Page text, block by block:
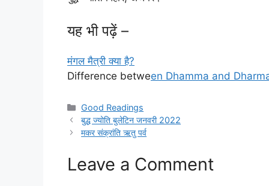
यह भी पढ़ें –
मंगल मैत्री क्या है?
Difference between Dhamma and
Categories
Good Readings
बुद्ध ज्योति बुलेटिन जनवरी 2022
मकर संक्रांति ऋतु पर्व
Leave a Comment